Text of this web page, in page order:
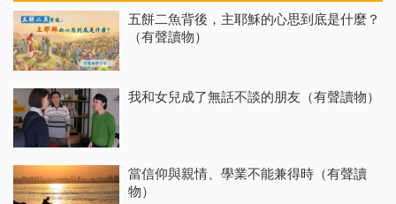
五餅二魚背後，主耶穌的心思到底是什麼？
（有聲讀物）
我和女兒成了無話不談的朋友（有聲讀物）
當信仰與親情、學業不能兼得時（有聲讀
物）